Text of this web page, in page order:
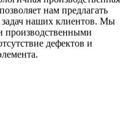
нам предлагать
наших клиентов. Мы
дефектов и